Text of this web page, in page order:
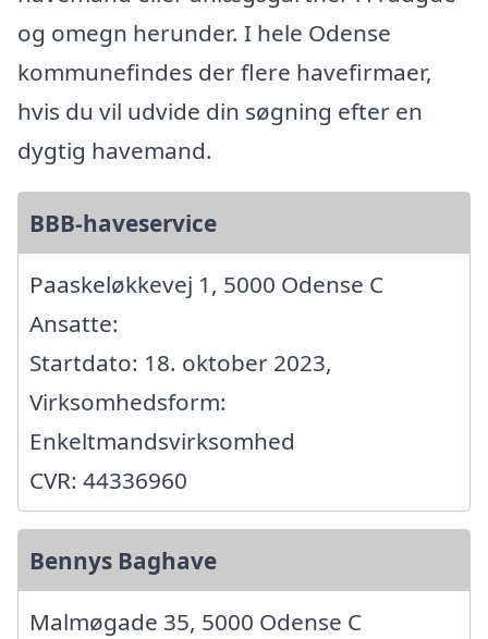
og omegn herunder. I hele Odense
kommunefindes der flere havefirmaer,
hvis du vil udvide din søgning efter en
dygtig havemand.
BBB-haveservice
Paaskeløkkevej 1, 5000 Odense C
Ansatte:
Startdato: 18. oktober 2023,
Virksomhedsform:
Enkeltmandsvirksomhed
CVR: 44336960
Bennys Baghave
Malmøgade 35, 5000 Odense C